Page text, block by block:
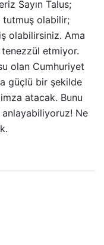
Sayın Talus;
tutmuş olabilir;
olabilirsiniz. Ama
tenezzül etmiyor.
olan Cumhuriyet
güçlü bir şekilde
atacak. Bunu
Ne